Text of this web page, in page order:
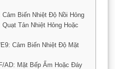
Biến Nhiệt Độ Nồi Hỏng
Tản Nhiệt Hỏng Hoặc
Cảm Biến Nhiệt Độ Mặt
AD: Mặt Bếp Ẩm Hoặc Đáy